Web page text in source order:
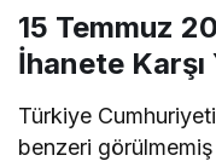
15 Temmuz
İhanete Karşı
Türkiye
benzeri görülmemiş